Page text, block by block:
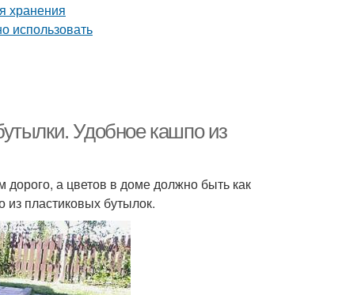
Удобное кашпо из
дорого, а цветов в доме должно быть как
пластиковых бутылок.